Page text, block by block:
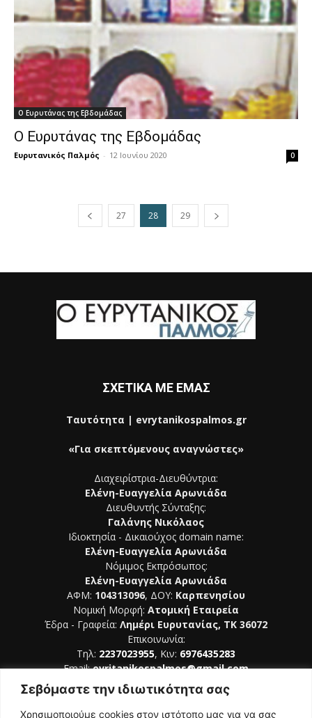
Σεβόμαστε την ιδιωτικότητα σας
Χρησιμοποιούμε cookies στον ιστότοπο μας για να σας
Ο Ευρυτάνας της Εβδομάδας
Ο Ευρυτάνας της Εβδομάδας
Ευρυτανικός Παλμός - 12 Ιουνίου 2020 0
27 28 29
ΣΧΕΤΙΚΑ ΜΕ ΕΜΑΣ
Ταυτότητα | evrytanikospalmos.gr
«Για σκεπτόμενους αναγνώστες»
Διαχειρίστρια-Διευθύντρια:
Ελένη-Ευαγγελία Αρωνιάδα
Διευθυντής Σύνταξης:
Γαλάνης Νικόλαος
Ιδιοκτησία - Δικαιούχος domain name:
Ελένη-Ευαγγελία Αρωνιάδα
Νόμιμος Εκπρόσωπος:
Ελένη-Ευαγγελία Αρωνιάδα
ΑΦΜ: 104313096, ΔΟΥ: Καρπενησίου
Νομική Μορφή: Ατομική Εταιρεία
Έδρα - Γραφεία: Λημέρι Ευρυτανίας, ΤΚ 36072
Επικοινωνία:
Τηλ: 2237023955, Κιν: 6976435283
Email:evritanikospalmos@gmail.com
Αριθμός Πιστοποίησης Μ.Η.Τ. 242044